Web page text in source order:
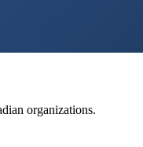
organizations.